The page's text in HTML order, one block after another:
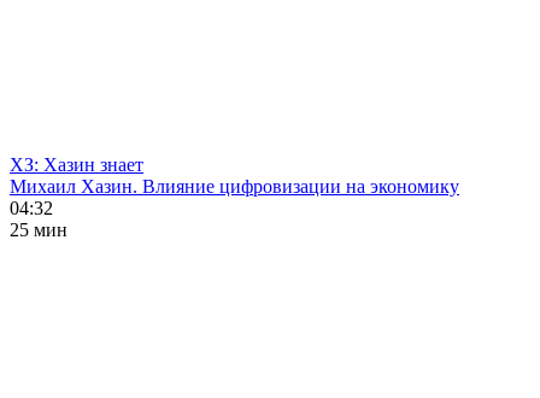
ХЗ: Хазин знает
Михаил Хазин. Влияние цифровизации на экономику
04:32
25 мин